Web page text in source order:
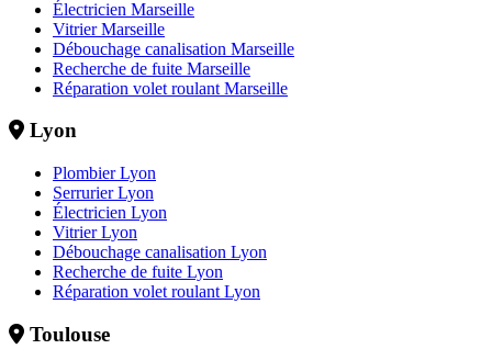
Électricien Marseille
Vitrier Marseille
Débouchage canalisation Marseille
Recherche de fuite Marseille
Réparation volet roulant Marseille
Lyon
Plombier Lyon
Serrurier Lyon
Électricien Lyon
Vitrier Lyon
Débouchage canalisation Lyon
Recherche de fuite Lyon
Réparation volet roulant Lyon
Toulouse